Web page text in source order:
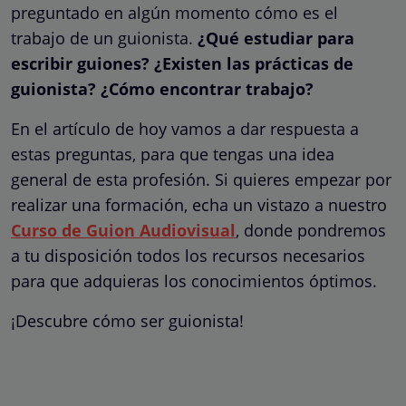
preguntado en algún momento cómo es el
trabajo de un guionista. ¿Qué estudiar para
escribir guiones? ¿Existen las prácticas de
guionista? ¿Cómo encontrar trabajo?
En el artículo de hoy vamos a dar respuesta a
estas preguntas, para que tengas una idea
general de esta profesión. Si quieres empezar por
realizar una formación, echa un vistazo a nuestro
Curso de Guion Audiovisual, donde pondremos
a tu disposición todos los recursos necesarios
para que adquieras los conocimientos óptimos.
¡Descubre cómo ser guionista!